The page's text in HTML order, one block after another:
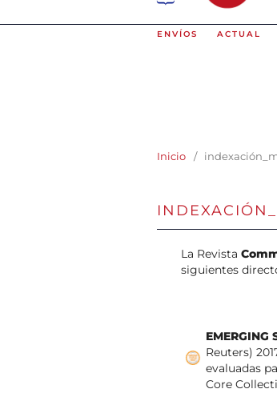
ENVÍOS ACTUAL
Inicio /
La Revista
siguientes
EMERGING
Reuters)
evaluadas
Core